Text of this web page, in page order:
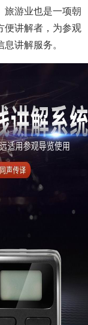
旅游业也是一项朝
便讲解者，为参观
讲解服务。